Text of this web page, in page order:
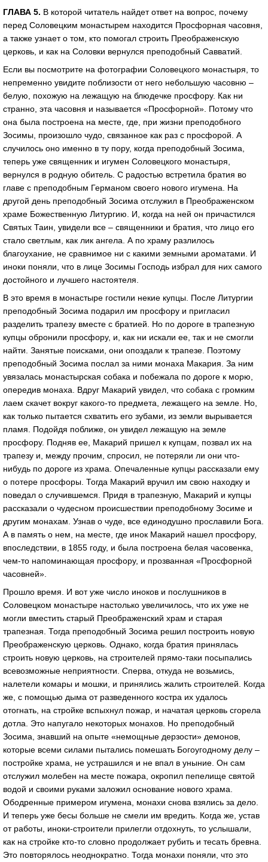
ГЛАВА 5. В которой читатель найдет ответ на вопрос, почему
перед Соловецким монастырем находится Просфорная часовня,
а также узнает о том, кто помогал строить Преображенскую
церковь, и как на Соловки вернулся преподобный Савватий.
Если вы посмотрите на фотографии Соловецкого монастыря, то
непременно увидите поблизости от него небольшую часовню –
белую, похожую на лежащую на блюдечке просфору. Как ни
странно, эта часовня и называется «Просфорной». Потому что
она была построена на месте, где, при жизни преподобного
Зосимы, произошло чудо, связанное как раз с просфорой. А
случилось оно именно в ту пору, когда преподобный Зосима,
теперь уже священник и игумен Соловецкого монастыря,
вернулся в родную обитель. С радостью встретила братия во
главе с преподобным Германом своего нового игумена. На
другой день преподобный Зосима отслужил в Преображенском
храме Божественную Литургию. И, когда на ней он причастился
Святых Таин, увидели все – священники и братия, что лицо его
стало светлым, как лик ангела. А по храму разлилось
благоухание, не сравнимое ни с какими земными ароматами. И
иноки поняли, что в лице Зосимы Господь избрал для них самого
достойного и лучшего настоятеля.
В это время в монастыре гостили некие купцы. После Литургии
преподобный Зосима подарил им просфору и пригласил
разделить трапезу вместе с братией. Но по дороге в трапезную
купцы обронили просфору, и, как ни искали ее, так и не смогли
найти. Занятые поисками, они опоздали к трапезе. Поэтому
преподобный Зосима послал за ними монаха Макария. За ним
увязалась монастырская собака и побежала по дороге к морю,
опередив монаха. Вдруг Макарий увидел, что собака с громким
лаем скачет вокруг какого-то предмета, лежащего на земле. Но,
как только пытается схватить его зубами, из земли вырывается
пламя. Подойдя поближе, он увидел лежащую на земле
просфору. Подняв ее, Макарий пришел к купцам, позвал их на
трапезу и, между прочим, спросил, не потеряли ли они что-
нибудь по дороге из храма. Опечаленные купцы рассказали ему
о потере просфоры. Тогда Макарий вручил им свою находку и
поведал о случившемся. Придя в трапезную, Макарий и купцы
рассказали о чудесном происшествии преподобному Зосиме и
другим монахам. Узнав о чуде, все единодушно прославили Бога.
А в память о нем, на месте, где инок Макарий нашел просфору,
впоследствии, в 1855 году, и была построена белая часовенка,
чем-то напоминающая просфору, и прозванная «Просфорной
часовней».
Прошло время. И вот уже число иноков и послушников в
Соловецком монастыре настолько увеличилось, что их уже не
могли вместить старый Преображенский храм и старая
трапезная. Тогда преподобный Зосима решил построить новую
Преображенскую церковь. Однако, когда братия принялась
строить новую церковь, на строителей прямо-таки посыпались
всевозможные неприятности. Сперва, откуда не возьмись,
налетели комары и мошки, и принялись жалить строителей. Когда
же, с помощью дыма от разведенного костра их удалось
отогнать, на стройке вспыхнул пожар, и начатая церковь сгорела
дотла. Это напугало некоторых монахов. Но преподобный
Зосима, знавший на опыте «немощные дерзости» демонов,
которые всеми силами пытались помешать Богоугодному делу –
постройке храма, не устрашился и не впал в уныние. Он сам
отслужил молебен на месте пожара, окропил пепелище святой
водой и своими руками заложил основание нового храма.
Ободренные примером игумена, монахи снова взялись за дело.
И теперь уже бесы больше не смели им вредить. Когда же, устав
от работы, иноки-строители прилегли отдохнуть, то услышали,
как на стройке кто-то словно продолжает рубить и тесать бревна.
Это повторялось неоднократно. Тогда монахи поняли, что это